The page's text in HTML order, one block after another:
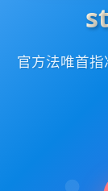
官方法唯首